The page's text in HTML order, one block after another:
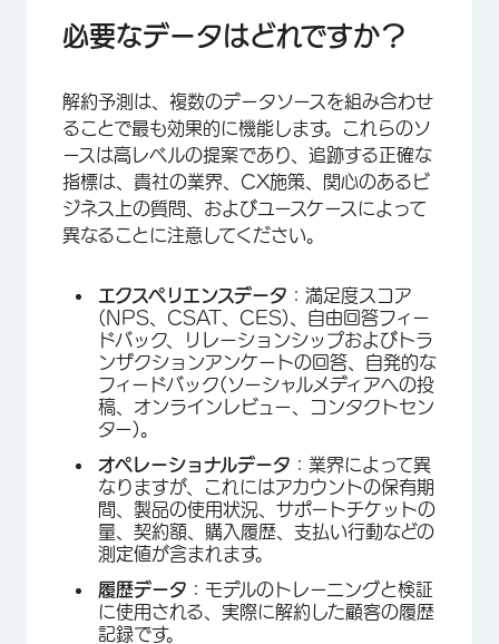
必要なデータはどれですか？
解約予測は、複数のデータソースを組み合わせ
ることで最も効果的に機能します。これらのソ
ースは高レベルの提案であり、追跡する正確な
指標は、貴社の業界、CX施策、関心のあるビ
ジネス上の質問、およびユースケースによって
異なることに注意してください。
エクスペリエンスデータ ：満足度スコア
(NPS、CSAT、CES)、自由回答フィー
ドバック、リレーションシップおよびトラ
ンザクションアンケートの回答、自発的な
フィードバック(ソーシャルメディアへの投
稿、オンラインレビュー、コンタクトセン
ター)。
オペレーショナルデータ ：業界によって異
なりますが、これにはアカウントの保有期
間、製品の使用状況、サポートチケットの
量、契約額、購入履歴、支払い行動などの
測定値が含まれます。
履歴データ ：モデルのトレーニングと検証
に使用される、実際に解約した顧客の履歴
記録です。